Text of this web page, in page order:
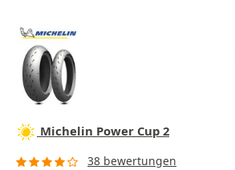
Michelin Power Cup 2
38 bewertungen